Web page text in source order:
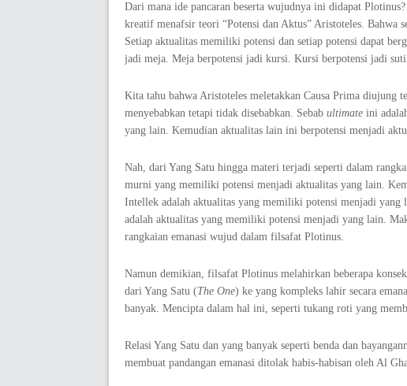
Dari mana ide pancaran beserta wujudnya ini didapat
kreatif menafsir teori “Potensi dan Aktus” Aristoteles. Bahwa
Setiap aktualitas memiliki potensi dan setiap potensi dapat
jadi meja. Meja berpotensi jadi kursi. Kursi berpotensi jadi
Kita tahu bahwa Aristoteles meletakkan Causa Prima diujung
menyebabkan tetapi tidak disebabkan. Sebab ultimate ini
yang lain. Kemudian aktualitas lain ini berpotensi menjadi
Nah, dari Yang Satu hingga materi terjadi seperti dalam
murni yang memiliki potensi menjadi aktualitas yang lain.
Intellek adalah aktualitas yang memiliki potensi menjadi
adalah aktualitas yang memiliki potensi menjadi yang lain.
rangkaian emanasi wujud dalam filsafat Plotinus.
Namun demikian, filsafat Plotinus melahirkan beberapa
dari Yang Satu (The One) ke yang kompleks lahir secara
banyak. Mencipta dalam hal ini, seperti tukang roti yang
Relasi Yang Satu dan yang banyak seperti benda dan
membuat pandangan emanasi ditolak habis-habisan oleh Al